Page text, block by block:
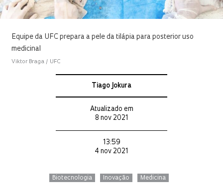
Equipe da UFC prepara a pele da tilápia para posterior uso
medicinal
Viktor Braga / UFC
Tiago Jokura
Atualizado em
8 nov 2021
13:59
4 nov 2021
Biotecnologia Inovação Medicina